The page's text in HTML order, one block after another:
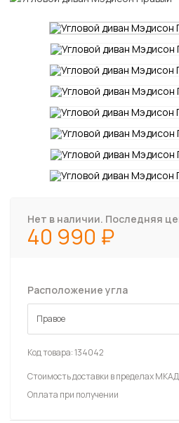
Нет в наличии. Последняя
40 990
Расположение угла
Правое
Правое
Код товара:134042
Стоимость доставки в пределах
Оплата при получении